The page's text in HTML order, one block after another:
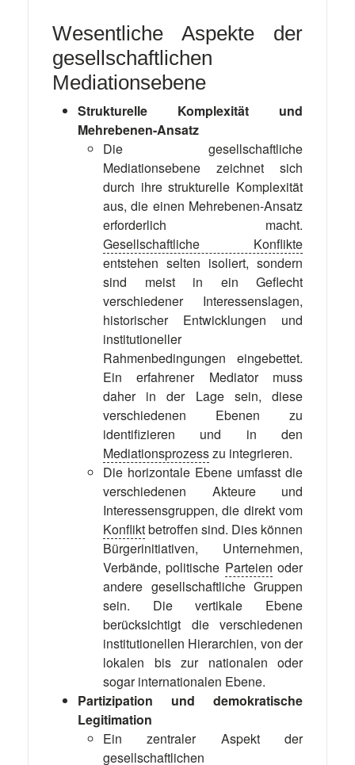
Wesentliche Aspekte der
gesellschaftlichen
Mediationsebene
Strukturelle Komplexität und
Mehrebenen-Ansatz
Die gesellschaftliche
Mediationsebene zeichnet sich
durch ihre strukturelle Komplexität
aus, die einen Mehrebenen-Ansatz
erforderlich macht.
Gesellschaftliche Konflikte
entstehen selten isoliert, sondern
sind meist in ein Geflecht
verschiedener Interessenslagen,
historischer Entwicklungen und
institutioneller
Rahmenbedingungen eingebettet.
Ein erfahrener Mediator muss
daher in der Lage sein, diese
verschiedenen Ebenen zu
identifizieren und in den
Mediationsprozesszu integrieren.
Die horizontale Ebene umfasst die
verschiedenen Akteure und
Interessensgruppen, die direkt vom
Konfliktbetroffen sind. Dies können
Bürgerinitiativen, Unternehmen,
Verbände, politische Parteien oder
andere gesellschaftliche Gruppen
sein. Die vertikale Ebene
berücksichtigt die verschiedenen
institutionellen Hierarchien, von der
lokalen bis zur nationalen oder
sogar internationalen Ebene.
Partizipation und demokratische
Legitimation
Ein zentraler Aspekt der
gesellschaftlichen